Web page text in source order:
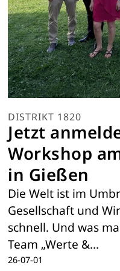
DISTRIKT 1820
Jetzt
Workshop
in Gießen
Die Welt ist im
Gesellschaft und
schnell. Und was
Team „Werte &…
26-07-01